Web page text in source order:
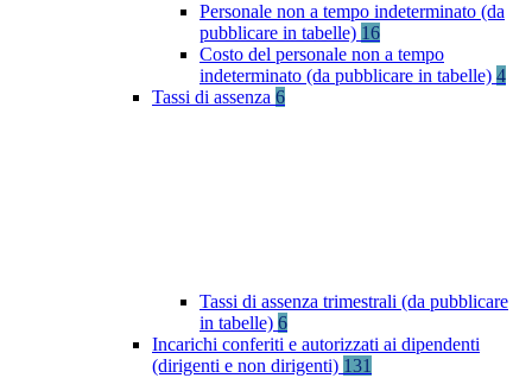
Personale non a tempo indeterminato (da
pubblicare in tabelle) 16
Costo del personale non a tempo
indeterminato (da pubblicare in tabelle) 4
Tassi di assenza 6
Tassi di assenza trimestrali (da pubblicare
in tabelle) 6
Incarichi conferiti e autorizzati ai dipendenti
(dirigenti e non dirigenti) 131